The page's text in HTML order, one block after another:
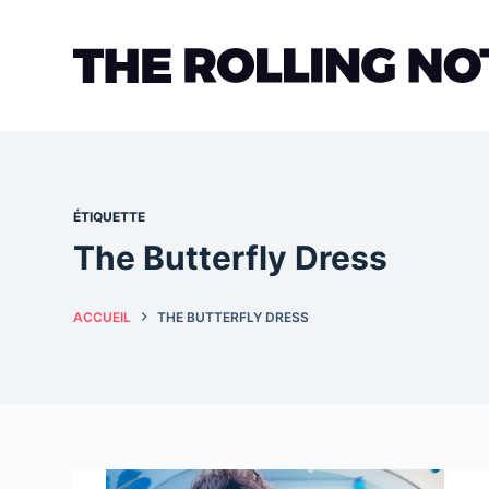
ÉTIQUETTE
The Butterfly Dress
ACCUEIL THE BUTTERFLY DRESS